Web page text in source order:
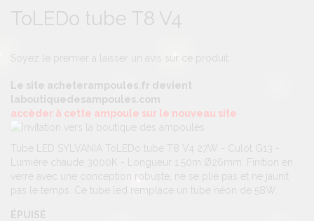
of
the
gallery
of
the
gallery
ToLEDo tube T8 V4
Soyez le premier à laisser un avis sur ce produit
Le site acheterampoules.fr devient
laboutiquedesampoules.com
accèder à cette ampoule sur le nouveau site
Tube LED SYLVANIA ToLEDo tube T8 V4 27W - Culot G13 -
Lumière chaude 3000K - Longueur 1.50m Ø26mm. Finition en
verre avec une conception robuste, ne se plie pas et ne jaunit
pas le temps. Ce tube led remplace un tube néon de 58W.
ÉPUISÉ